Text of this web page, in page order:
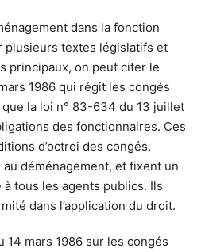
dans la fonction
plusieurs textes législatifs et
principaux, on peut citer le
1986 qui régit les congés
la loi n° 83-634 du 13 juillet
des fonctionnaires. Ces
d’octroi des congés,
déménagement, et fixent un
tous les agents publics. Ils
dans l’application du droit.
14 mars 1986 sur les congés